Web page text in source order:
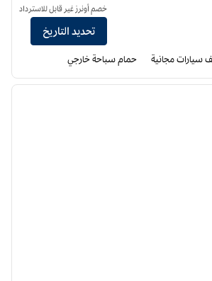
هوم تو من هيلتون ميسا لونجبو
خصم أونرز غير قابل للاسترداد
تحديد التاريخ
سيارات مجانية حمام سباحة خارجي
الصورة